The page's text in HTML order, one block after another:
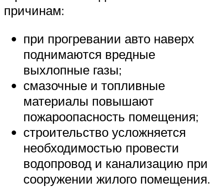
причинам:
при прогревании авто наверх
поднимаются вредные
выхлопные газы;
смазочные и топливные
материалы повышают
пожароопасность помещения;
строительство усложняется
необходимостью провести
водопровод и канализацию при
сооружении жилого помещения.